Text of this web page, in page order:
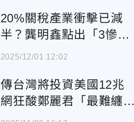
20%關稅產業衝擊已減
半？龔明鑫點出「3慘
業」還要努力
2025/12/01 12:02
傳台灣將投資美國12兆
網狂酸鄭麗君「最難纏的
談判高手」